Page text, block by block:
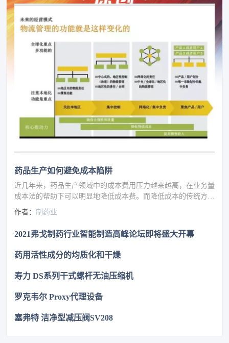
药品生产如何避免成本陷阱
近几年来，药品生产领域中的成本费用压力越来越高，在业务量
成本法的帮助下可以明显地降低成本费。而降低成本的传统方法
就是建立瘦身型供应链以及销售物流的外包，但就是这物流合同
本身也有着可以节约资金费用的潜力可以挖掘。
作者： 制药业
2021弗戈制药行业智能制造高峰论坛即将盛大开幕
药用活性成分的均质化和干燥
寿力 DS系列干式螺杆无油压缩机
罗克韦尔 Proxy代理设备
塞弗特 洁净型减压阀SV208